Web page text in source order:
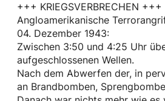
+++ KRIEGSVERBRECHEN +++
Angloamerikanische
04. Dezember 1943:
Zwischen 3:50 und 4:25 Uhr
aufgeschlossenen Wellen.
Nach dem Abwerfen der, in
an Brandbomben,